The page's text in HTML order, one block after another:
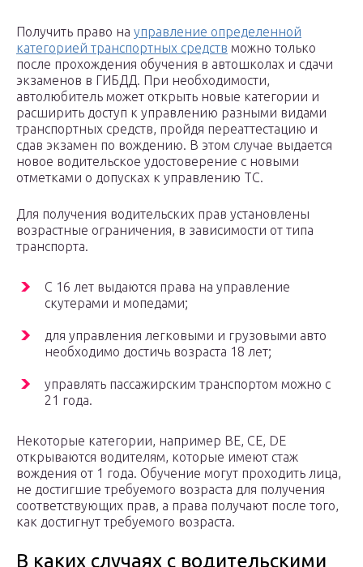
Получить право на управление определенной
категорией транспортных средств можно только
после прохождения обучения в автошколах и сдачи
экзаменов в ГИБДД. При необходимости,
автолюбитель может открыть новые категории и
расширить доступ к управлению разными видами
транспортных средств, пройдя переаттестацию и
сдав экзамен по вождению. В этом случае выдается
новое водительское удостоверение с новыми
отметками о допусках к управлению ТС.
Для получения водительских прав установлены
возрастные ограничения, в зависимости от типа
транспорта.
С 16 лет выдаются права на управление
скутерами и мопедами;
для управления легковыми и грузовыми авто
необходимо достичь возраста 18 лет;
управлять пассажирским транспортом можно с
21 года.
Некоторые категории, например BE, CE, DE
открываются водителям, которые имеют стаж
вождения от 1 года. Обучение могут проходить лица,
не достигшие требуемого возраста для получения
соответствующих прав, а права получают после того,
как достигнут требуемого возраста.
В каких случаях с водительскими